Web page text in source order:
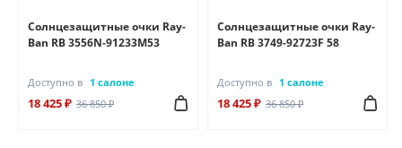
Солнцезащитные очки Ray-
Ban RB 3556N-91233М53
Доступно в 1 салоне
18 425 ₽ 36 850 ₽
Солнцезащитные очки Ray-
Ban RB 3749-92723F 58
Доступно в 1 салоне
18 425 ₽ 36 850 ₽